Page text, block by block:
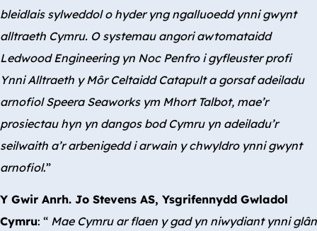
bleidlais sylweddol o hyder yng ngalluoedd ynni gwynt
alltraeth Cymru. O systemau angori awtomataidd
Ledwood Engineering yn Noc Penfro i gyfleuster profi
Ynni Alltraeth y Môr Celtaidd Catapult a gorsaf adeiladu
arnofiol Speera Seaworks ym Mhort Talbot, mae’r
prosiectau hyn yn dangos bod Cymru yn adeiladu’r
seilwaith a’r arbenigedd i arwain y chwyldro ynni gwynt
arnofiol.”
Y Gwir Anrh. Jo Stevens AS, Ysgrifennydd Gwladol
Cymru: “ Mae Cymru ar flaen y gad yn niwydiant ynni glân